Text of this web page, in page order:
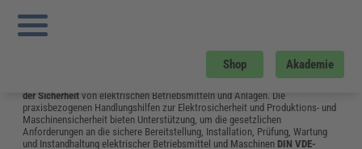
Shop Akademie
Sie sind hier:
Seite 6
Elektrosicherheit und Elektrotechnik
Das Fachwissen aus dem Bereich Elektrosicherheit & Elektrotechnik
der Sicherheit von elektrischen Betriebsmitteln und Anlagen. Die
praxisbezogenen Handlungshilfen zur Elektrosicherheit und Produktions- und
Maschinensicherheit bieten Unterstützung, um die gesetzlichen
Anforderungen an die sichere Bereitstellung, Installation, Prüfung, Wartung
und Instandhaltung elektrischer Betriebsmittel und Maschinen DIN VDE-